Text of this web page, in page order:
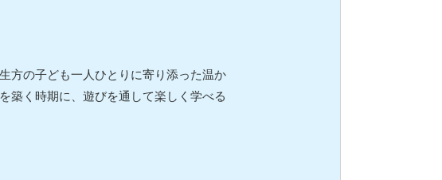
方の子ども一人ひとりに寄り添った温か
築く時期に、遊びを通して楽しく学べる